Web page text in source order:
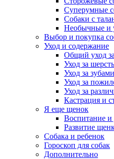
Суперумные
Собаки с
Необычные и
Выбор и покупка
Уход и содержание
Общий уход
Уход за
Уход за
Уход за
Уход за
Кастрация и
Я еще щенок
Воспитание и
Развитие
Собака и ребенок
Гороскоп для собак
Дополнительно